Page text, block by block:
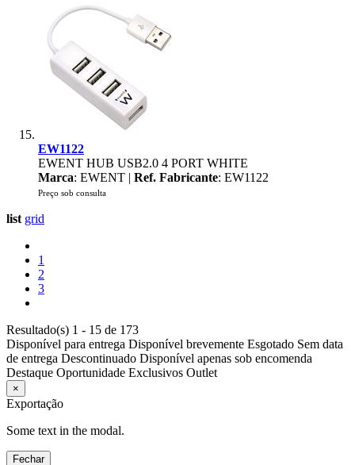
EW1122
EWENT HUB USB2.0 4 PORT WHITE
Marca: EWENT | Ref. Fabricante: EW1122
Preço sob consulta
list grid
1
2
3
Resultado(s) 1 - 15 de 173
Disponível para entrega Disponível brevemente Esgotado Sem data
de entrega Descontinuado Disponível apenas sob encomenda
Destaque Oportunidade Exclusivos Outlet
×
Exportação
Some text in the modal.
Fechar